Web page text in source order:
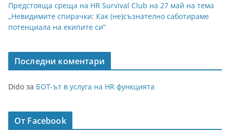
Предстояща среща на HR Survival Club на 27 май на тема
„Невидимите спирачки: Как (не)съзнателно саботираме
потенциала на екипите си“
Последни коментари
Dido за БОТ-ът в услуга на HR функцията
От Facebook